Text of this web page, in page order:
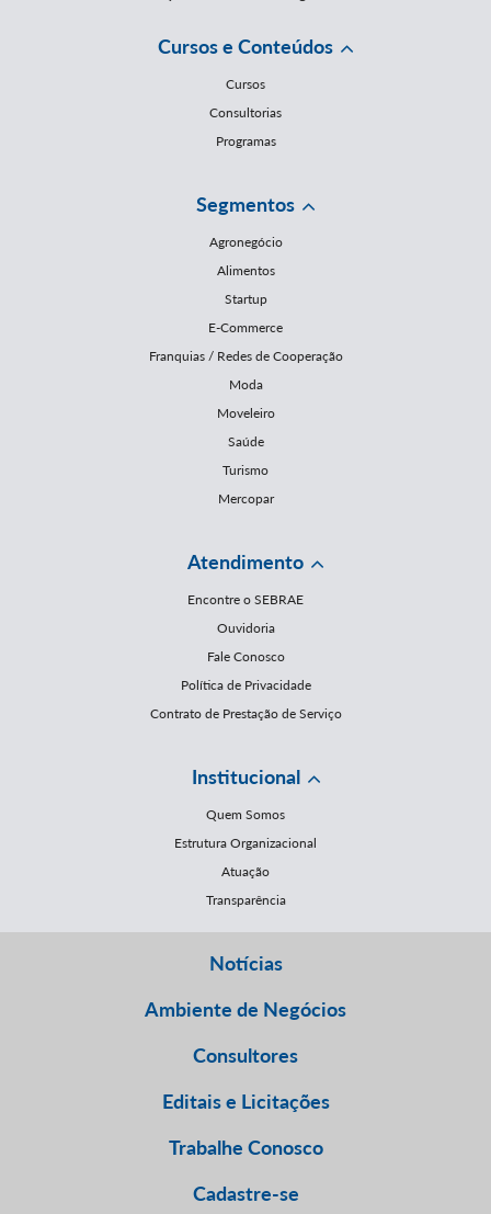
Cursos e Conteúdos
Cursos
Consultorias
Programas
Segmentos
Agronegócio
Alimentos
Startup
E-Commerce
Franquias / Redes de Cooperação
Moda
Moveleiro
Saúde
Turismo
Mercopar
Atendimento
Encontre o SEBRAE
Ouvidoria
Fale Conosco
Política de Privacidade
Contrato de Prestação de Serviço
Institucional
Quem Somos
Estrutura Organizacional
Atuação
Transparência
Notícias
Ambiente de Negócios
Consultores
Editais e Licitações
Trabalhe Conosco
Cadastre-se